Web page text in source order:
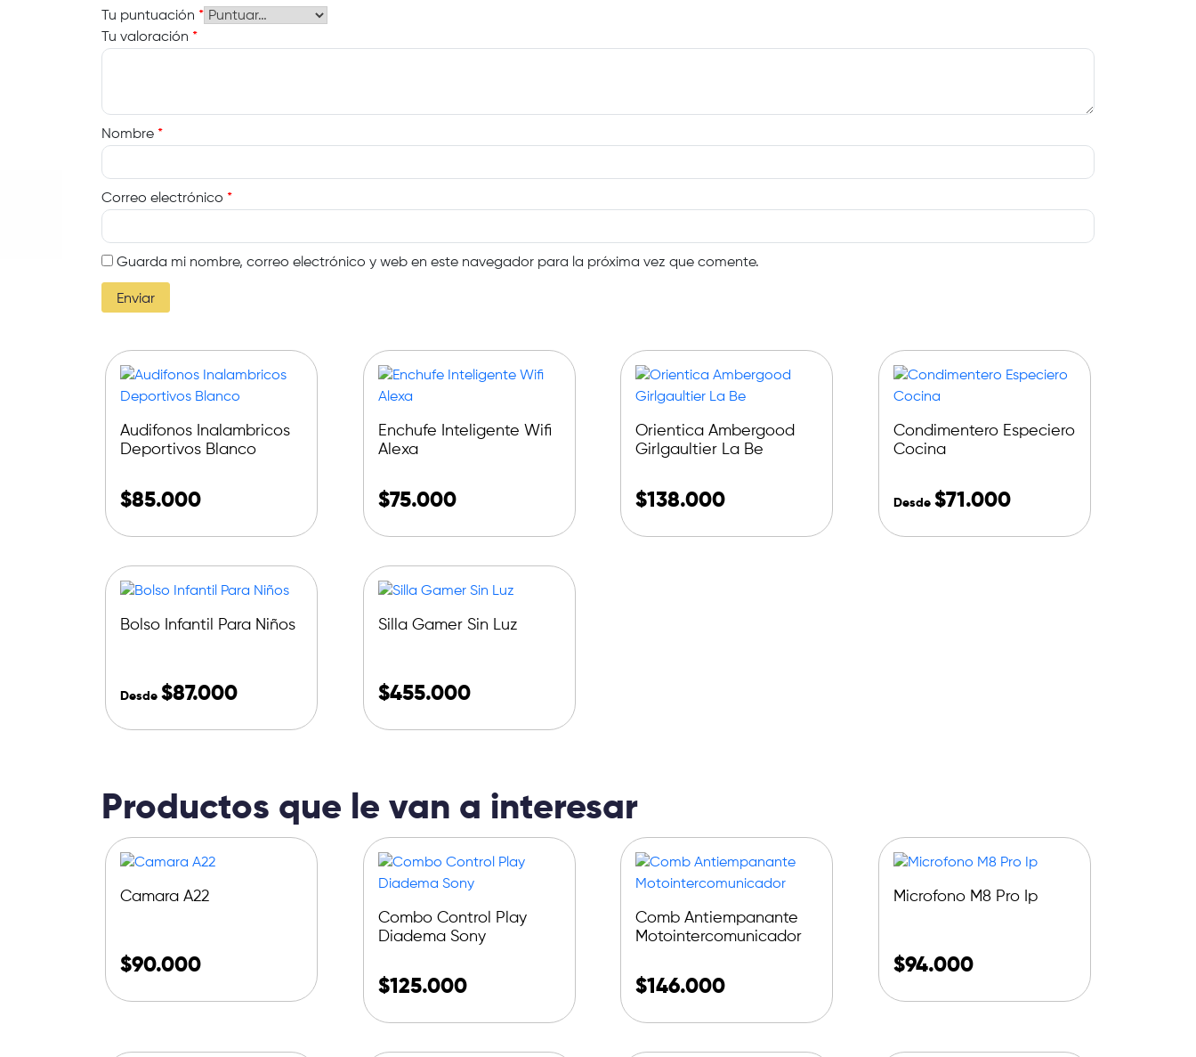
Tu puntuación *
Tu valoración *
Nombre *
Correo electrónico *
Guarda mi nombre, correo electrónico y web en este navegador para la próxima vez que comente.
Audifonos Inalambricos
Deportivos Blanco
$85.000
Enchufe Inteligente Wifi
Alexa
$75.000
Orientica Ambergood
Girlgaultier La Be
$138.000
Condimentero Especiero
Cocina
Desde $71.000
Bolso Infantil Para Niños
Desde $87.000
Silla Gamer Sin Luz
$455.000
Productos que le van a interesar
Camara A22
$90.000
Combo Control Play
Diadema Sony
$125.000
Comb Antiempanante
Motointercomunicador
$146.000
Microfono M8 Pro Ip
$94.000